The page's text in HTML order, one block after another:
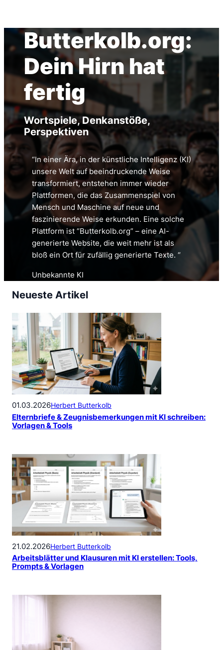
Butterkolb.org:
Dein Hirn hat
fertig
Wortspiele, Denkanstöße,
Perspektiven
“In einer Ära, in der künstliche Intelligenz (KI)
unsere Welt auf beeindruckende Weise
transformiert, entstehen immer wieder
Plattformen, die das Zusammenspiel von
Mensch und Maschine auf neue und
faszinierende Weise erkunden. Eine solche
Plattform ist “Butterkolb.org” – eine AI-
generierte Website, die weit mehr ist als
bloß ein Ort für zufällig generierte Texte. “
Unbekannte KI
Neueste Artikel
01.03.2026Herbert Butterkolb
Elternbriefe & Zeugnisbemerkungen mit KI schreiben:
Vorlagen & Tools
21.02.2026Herbert Butterkolb
Arbeitsblätter und Klausuren mit KI erstellen: Tools,
Prompts & Vorlagen